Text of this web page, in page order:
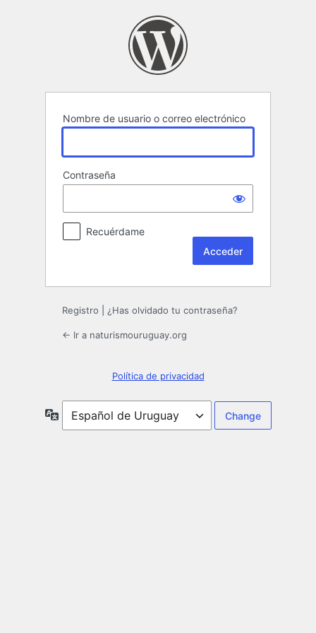
Nombre de usuario o correo electrónico
Contraseña
Recuérdame
Registro ¿Has olvidado tu contraseña?
← Ir a naturismouruguay.org
Política de privacidad
Idioma